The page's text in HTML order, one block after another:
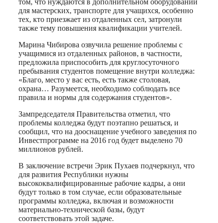
для мастерских, транспорте для учащихся, особенно
тех, кто приезжает из отдаленных сел, затронули
также тему повышения квалификации учителей.
Марина Чибирова озвучила решение проблемы с
учащимися из отдаленных районов, в частности,
предложила приспособить для круглосуточного
пребывания студентов помещение внутри колледжа:
«Благо, место у вас есть, есть также столовая,
охрана… Разумеется, необходимо соблюдать все
правила и нормы для содержания студентов».
Зампредседателя Правительства отметил, что
проблемы колледжа будут поэтапно решаться, и
сообщил, что на дооснащение учебного заведения по
Инвестпрограмме на 2016 год будет выделено 70
миллионов рублей.
В заключение встречи Эрик Пухаев подчеркнул, что
для развития Республики нужны
высококвалифицированные рабочие кадры, а они
будут только в том случае, если образовательные
программы колледжа, включая и возможности
материально-технической базы, будут
соответствовать этой задаче.